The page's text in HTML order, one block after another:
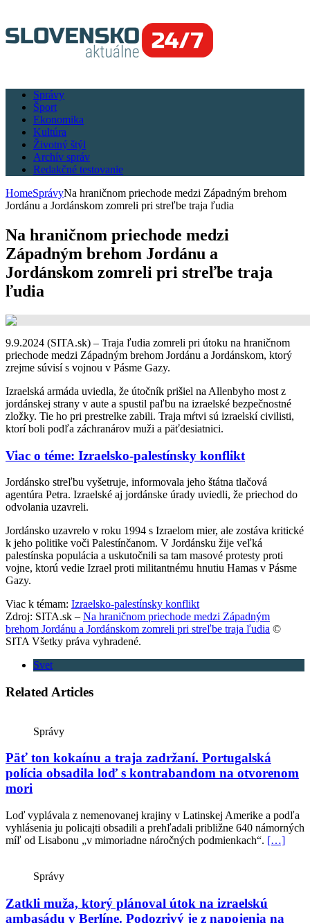
Správy
Šport
Ekonomika
Kultúra
Životný štýl
Archív správ
Redakčné testovanie
HomeSprávyNa hraničnom priechode medzi Západným brehom
Jordánu a Jordánskom zomreli pri streľbe traja ľudia
Na hraničnom priechode medzi
Západným brehom Jordánu a
Jordánskom zomreli pri streľbe traja
ľudia
9.9.2024 (SITA.sk) – Traja ľudia zomreli pri útoku na hraničnom
priechode medzi Západným brehom Jordánu a Jordánskom, ktorý
zrejme súvisí s vojnou v Pásme Gazy.
Izraelská armáda uviedla, že útočník prišiel na Allenbyho most z
jordánskej strany v aute a spustil paľbu na izraelské bezpečnostné
zložky. Tie ho pri prestrelke zabili. Traja mŕtvi sú izraelskí civilisti,
ktorí boli podľa záchranárov muži a päťdesiatnici.
Viac o téme: Izraelsko-palestínsky konflikt
Jordánsko streľbu vyšetruje, informovala jeho štátna tlačová
agentúra Petra. Izraelské aj jordánske úrady uviedli, že priechod do
odvolania uzavreli.
Jordánsko uzavrelo v roku 1994 s Izraelom mier, ale zostáva kritické
k jeho politike voči Palestínčanom. V Jordánsku žije veľká
palestínska populácia a uskutočnili sa tam masové protesty proti
vojne, ktorú vedie Izrael proti militantnému hnutiu Hamas v Pásme
Gazy.
Viac k témam: Izraelsko-palestínsky konflikt
Zdroj: SITA.sk – Na hraničnom priechode medzi Západným
brehom Jordánu a Jordánskom zomreli pri streľbe traja ľudia ©
SITA Všetky práva vyhradené.
Svet
Related Articles
Správy
Päť ton kokaínu a traja zadržaní. Portugalská
polícia obsadila loď s kontrabandom na otvorenom
mori
Loď vyplávala z nemenovanej krajiny v Latinskej Amerike a podľa
vyhlásenia ju policajti obsadili a prehľadali približne 640 námorných
míľ od Lisabonu „v mimoriadne náročných podmienkach“. […]
Správy
Zatkli muža, ktorý plánoval útok na izraelskú
ambasádu v Berlíne. Podozrivý je z napojenia na